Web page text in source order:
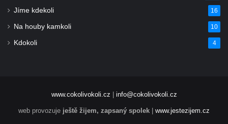
Jíme kdekoli 16
Na houby kamkoli 10
Kdokoli 4
www.cokolivokoli.cz info@cokolivokoli.cz
web provozuje ještě žijem, zapsaný spolek www.jestezijem.cz